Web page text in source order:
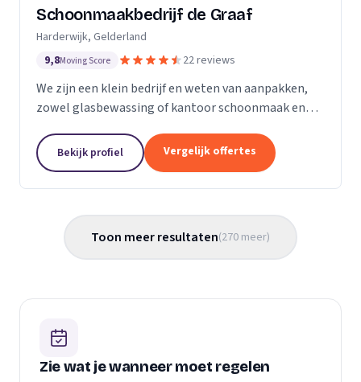
Schoonmaakbedrijf de Graaf
Harderwijk, Gelderland
9,8Moving Score 22 reviews
We zijn een klein bedrijf en weten van aanpakken,
zowel glasbewassing of kantoor schoonmaak en
bedrijven waar schoon gemaakt moet worden is
voor ons...
Bekijk profiel Vergelijk offertes
Toon meer resultaten(270 meer)
Zie wat je wanneer moet regelen